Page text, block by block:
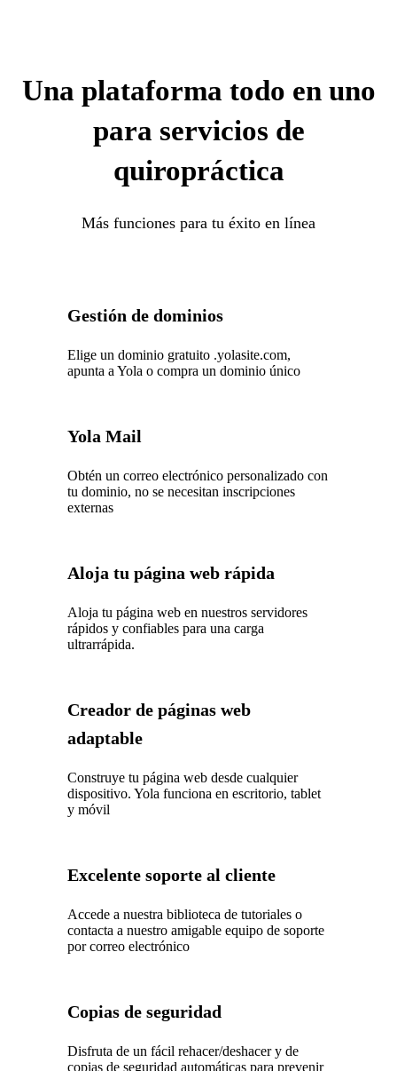
Una plataforma todo en uno
para servicios de
quiropráctica
Más funciones para tu éxito en línea
Gestión de dominios
Elige un dominio gratuito .yolasite.com,
apunta a Yola o compra un dominio único
Yola Mail
Obtén un correo electrónico personalizado con
tu dominio, no se necesitan inscripciones
externas
Aloja tu página web rápida
Aloja tu página web en nuestros servidores
rápidos y confiables para una carga
ultrarrápida.
Creador de páginas web
adaptable
Construye tu página web desde cualquier
dispositivo. Yola funciona en escritorio, tablet
y móvil
Excelente soporte al cliente
Accede a nuestra biblioteca de tutoriales o
contacta a nuestro amigable equipo de soporte
por correo electrónico
Copias de seguridad
Disfruta de un fácil rehacer/deshacer y de
copias de seguridad automáticas para prevenir